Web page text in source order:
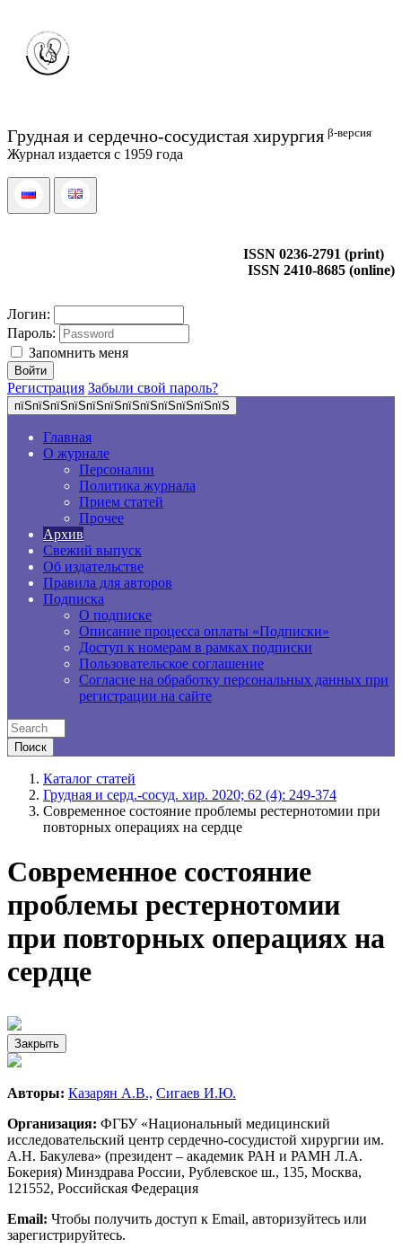
Грудная и сердечно-сосудистая хирургия β-версия
Журнал издается с 1959 года
ISSN 0236-2791 (print)
ISSN 2410-8685 (online)
Логин:
Пароль:
Запомнить меня
Регистрация Забыли свой пароль?
пїЅпїЅпїЅпїЅпїЅпїЅпїЅпїЅпїЅпїЅпїЅпїЅ
Главная
О журнале
Персоналии
Политика журнала
Прием статей
Прочее
Архив
Свежий выпуск
Об издательстве
Правила для авторов
Подписка
О подписке
Описание процесса оплаты «Подписки»
Доступ к номерам в рамках подписки
Пользовательское соглашение
Согласие на обработку персональных данных при
регистрации на сайте
Каталог статей
Грудная и серд.-сосуд. хир. 2020; 62 (4): 249-374
Современное состояние проблемы рестернотомии при
повторных операциях на сердце
Современное состояние
проблемы рестернотомии
при повторных операциях на
сердце
Закрыть
Авторы: Казарян А.В., Сигаев И.Ю.
Организация: ФГБУ «Национальный медицинский
исследовательский центр сердечно-сосудистой хирургии им.
А.Н. Бакулева» (президент – академик РАН и РАМН Л.А.
Бокерия) Минздрава России, Рублевское ш., 135, Москва,
121552, Российская Федерация
Email: Чтобы получить доступ к Email, авторизуйтесь или
зарегистрируйтесь.